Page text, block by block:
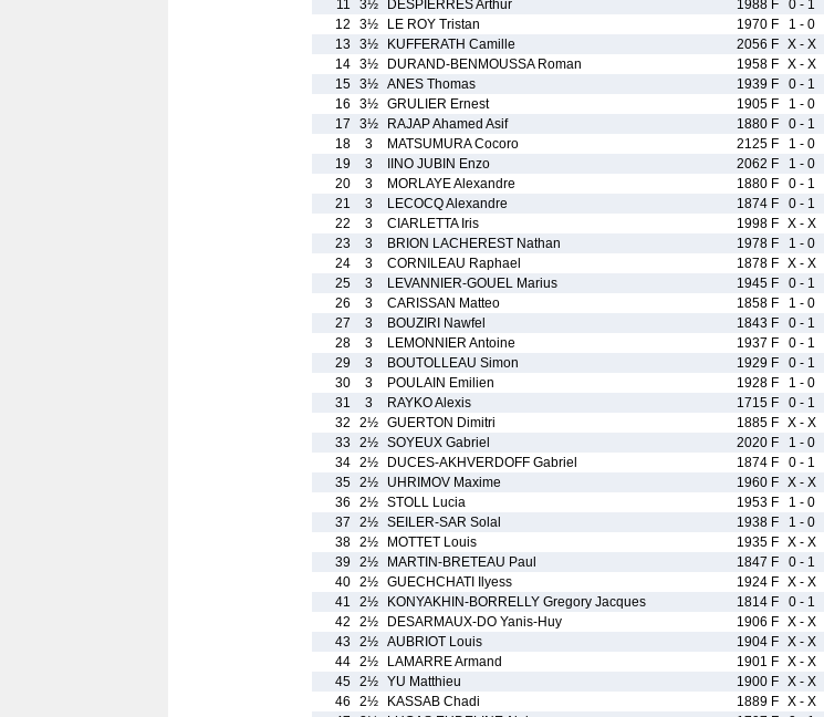
11
3½ DESPIERRES Arthur 1988 F 0 - 1
12
3½ LE ROY Tristan 1970 F 1 - 0
13
3½ KUFFERATH Camille 2056 F X - X
14 3½ DURAND-BENMOUSSA Roman 1958 F X - X
15 3½ ANES Thomas 1939 F 0 - 1
16
3½ GRULIER Ernest 1905 F 1 - 0
17
3½ RAJAP Ahamed Asif 1880 F 0 - 1
18
3 MATSUMURA Cocoro 2125 F 1 - 0
19
3 IINO JUBIN Enzo 2062 F 1 - 0
20
3 MORLAYE Alexandre 1880 F 0 - 1
21
3 LECOCQ Alexandre 1874 F 0 - 1
22
3 CIARLETTA Iris 1998 F X - X
23
3 BRION LACHEREST Nathan 1978 F 1 - 0
24
3 CORNILEAU Raphael 1878 F X - X
25
3 LEVANNIER-GOUEL Marius 1945 F 0 - 1
26
3 CARISSAN Matteo 1858 F 1 - 0
27
3 BOUZIRI Nawfel 1843 F 0 - 1
28
3 LEMONNIER Antoine 1937 F 0 - 1
29
3 BOUTOLLEAU Simon 1929 F 0 - 1
30
3 POULAIN Emilien 1928 F 1 - 0
31
3 RAYKO Alexis 1715 F 0 - 1
32
2½ GUERTON Dimitri 1885 F X - X
33
2½ SOYEUX Gabriel 2020 F 1 - 0
34 2½ DUCES-AKHVERDOFF Gabriel 1874 F 0 - 1
35 2½ UHRIMOV Maxime 1960 F X - X
36
2½ STOLL Lucia 1953 F 1 - 0
37
2½ SEILER-SAR Solal 1938 F 1 - 0
38 2½ MOTTET Louis 1935 F X - X
39
2½ MARTIN-BRETEAU Paul 1847 F 0 - 1
40 2½ GUECHCHATI Ilyess 1924 F X - X
41
2½ KONYAKHIN-BORRELLY Gregory Jacques 1814 F 0 - 1
42
2½ DESARMAUX-DO Yanis-Huy 1906 F X - X
43
2½ AUBRIOT Louis 1904 F X - X
44 2½ LAMARRE Armand 1901 F X - X
45 2½ YU Matthieu 1900 F X - X
46
2½ KASSAB Chadi 1889 F X - X